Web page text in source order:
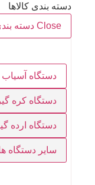
دسته بندی کالاها
Close دسته بندی کالاها
دستگاه آسیاب
دستگاه کره
دستگاه ارده
سایر دستگاه